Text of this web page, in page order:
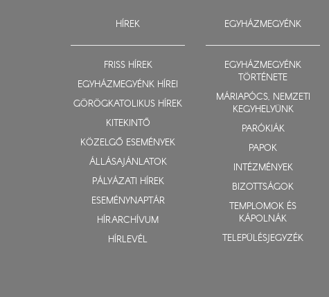
HÍREK
FRISS HÍREK
EGYHÁZMEGYÉNK HÍREI
GÖRÖGKATOLIKUS HÍREK
KITEKINTŐ
KÖZELGŐ ESEMÉNYEK
ÁLLÁSAJÁNLATOK
PÁLYÁZATI HÍREK
ESEMÉNYNAPTÁR
HÍRARCHÍVUM
HÍRLEVÉL
EGYHÁZMEGYÉNK
EGYHÁZMEGYÉNK
TÖRTÉNETE
MÁRIAPÓCS, NEMZETI
KEGYHELYÜNK
PARÓKIÁK
PAPOK
INTÉZMÉNYEK
BIZOTTSÁGOK
TEMPLOMOK ÉS
KÁPOLNÁK
TELEPÜLÉSJEGYZÉK